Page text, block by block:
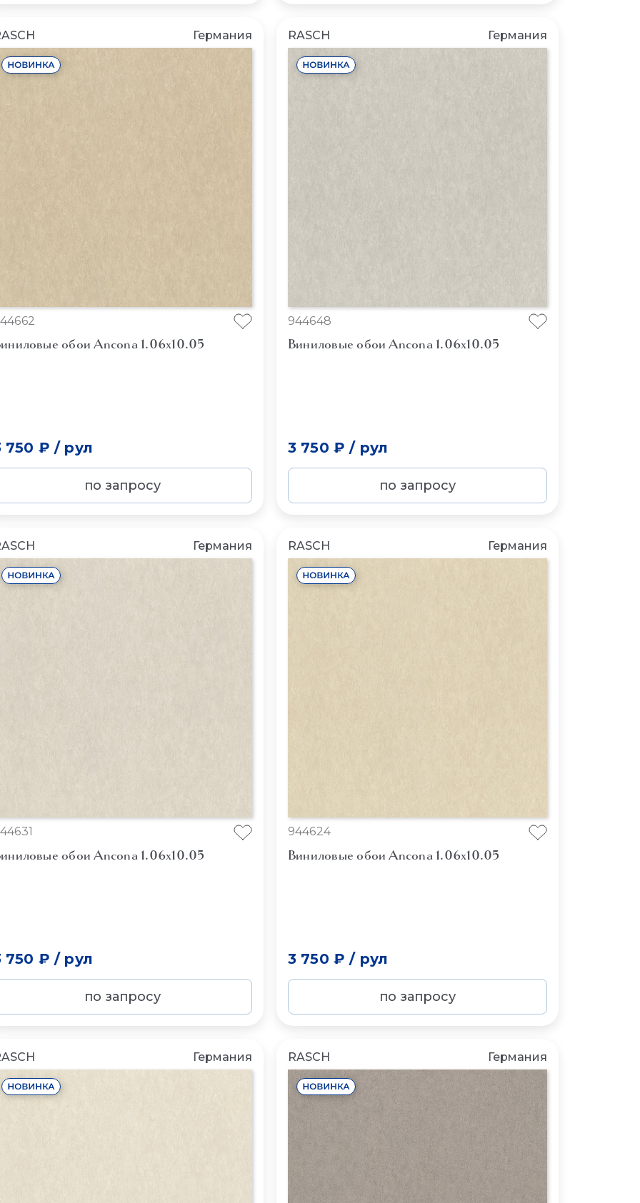
Германия
обои Ancona 1.06x10.05
750 ₽ / рул
по запросу
RASCH Германия
944648
Виниловые обои Ancona 1.06x10.05
3 750 ₽ / рул
по запросу
Германия
обои Ancona 1.06x10.05
750 ₽ / рул
по запросу
RASCH Германия
944624
Виниловые обои Ancona 1.06x10.05
3 750 ₽ / рул
по запросу
Германия RASCH Германия